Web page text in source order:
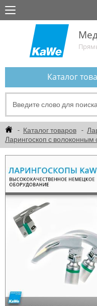
Каталог
Каталог товаров
Ларингоскоп с